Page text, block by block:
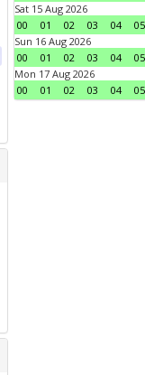
Sat 15 Aug 2026
00
01 02 03 04 05
Sun 16 Aug 2026
00
01 02 03 04 05
Mon 17 Aug 2026
00
01 02 03 04 05